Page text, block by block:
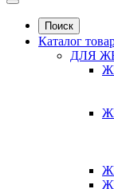
Поиск
Каталог
ДЛЯ